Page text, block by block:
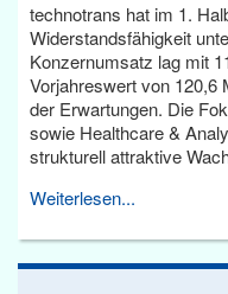
technotrans hat im 1.
Widerstandsfähigkeit
Konzernumsatz lag mit
Vorjahreswert von 120,6
der Erwartungen. Die
sowie Healthcare &
strukturell attraktive
Weiterlesen...